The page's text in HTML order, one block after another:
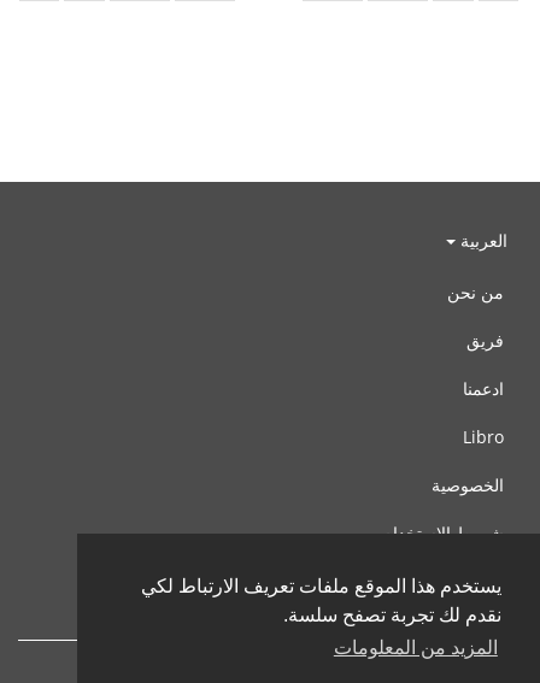
يستخدم هذا الموقع ملفات تعريف الارتباط لكي
نقدم لك تجربة تصفح سلسة.
المزيد من المعلومات
العربية
من نحن
فريق
ادعمنا
Libro
الخصوصية
شروط الإستخدام
اتصل بنا